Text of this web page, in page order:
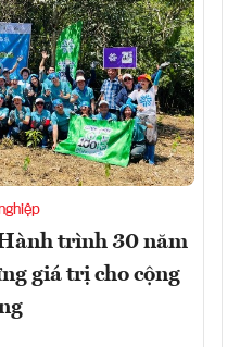
trình 30 năm
giá trị cho cộng